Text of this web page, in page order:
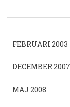
FEBRUARI 2003
DECEMBER 2007
MAJ 2008